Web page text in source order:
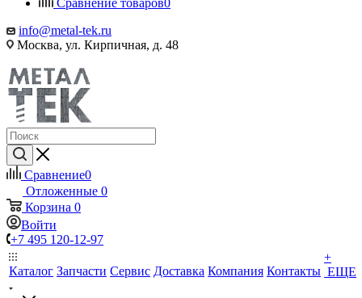
Сравнение товаров0
info@metal-tek.ru
Москва, ул. Кирпичная, д. 48
Сравнение0
Отложенные 0
Корзина 0
Войти
+7 495 120-12-97
Каталог Запчасти Сервис Доставка Компания Контакты
+
ЕЩЕ